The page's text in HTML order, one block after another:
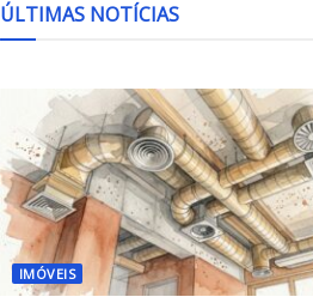
ÚLTIMAS NOTÍCIAS
IMÓVEIS